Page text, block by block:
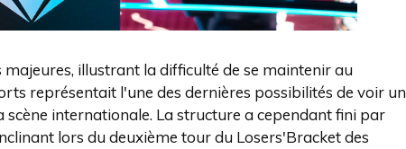
illustrant la difficulté de se maintenir au
représentait l'une des dernières possibilités de voir un
internationale. La structure a cependant fini par
lors du deuxième tour du Losers'Bracket des